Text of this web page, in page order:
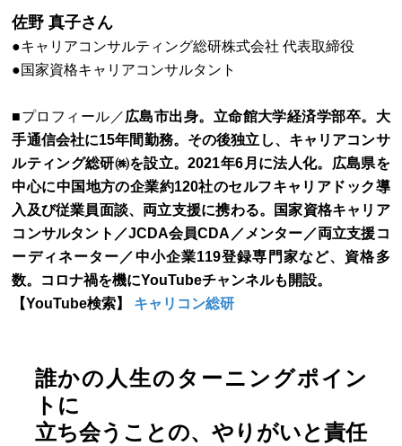
佐野 真子さん
●キャリアコンサルティング総研株式会社 代表取締役
●国家資格キャリアコンサルタント
■プロフィール／広島市出身。立命館大学経済学部卒。大
手通信会社に15年間勤務。その後独立し、キャリアコンサ
ルティング総研㈱を設立。2021年6月に法人化。広島県を
中心に中国地方の企業約120社のセルフキャリアドック導
入及び従業員面談、両立支援に携わる。国家資格キャリア
コンサルタント／JCDA会員CDA／メンター／両立支援コ
ーディネーター／中小企業119登録専門家など、資格多
数。コロナ禍を機にYouTubeチャンネルも開設。
【YouTube検索】 キャリコン総研
誰かの人生のターニングポイン
トに
立ち会うことの、やりがいと責任